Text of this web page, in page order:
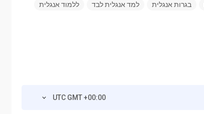
בגרות אנגלית למד אנגלית לבד
ללמוד אנגלית
UTC GMT +00:00